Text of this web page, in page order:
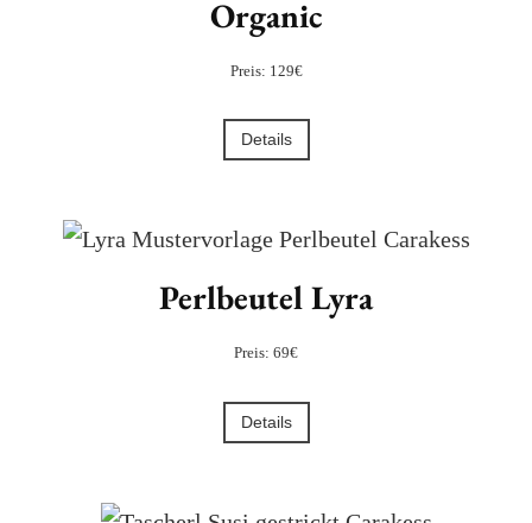
Organic
Preis: 129€
Details
Perlbeutel Lyra
Preis: 69€
Details